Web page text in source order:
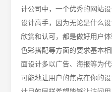
计公司中，一个优秀的网站
设计高手，因为无论是什么
欣赏和认可，都是做好用户
色彩搭配等方面的要求基本
面设计多以广告、海报等为
可能地让用户的焦点在你的